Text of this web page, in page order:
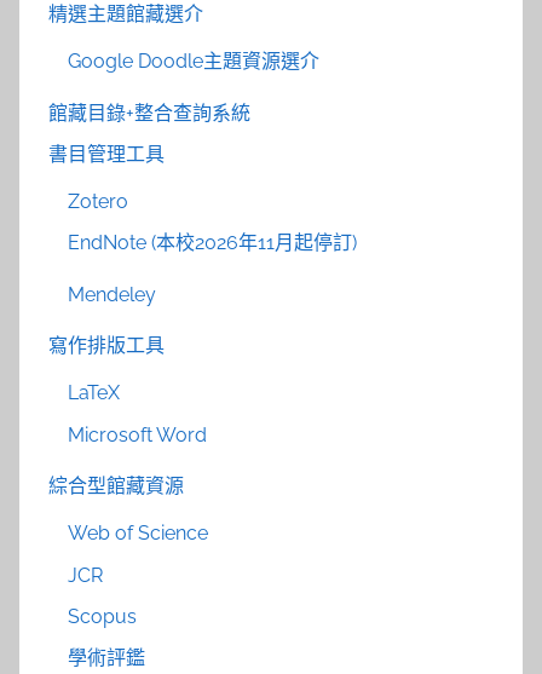
精選主題館藏選介
Google Doodle主題資源選介
館藏目錄+整合查詢系統
書目管理工具
Zotero
EndNote (本校2026年11月起停訂)
Mendeley
寫作排版工具
LaTeX
Microsoft Word
綜合型館藏資源
Web of Science
JCR
Scopus
學術評鑑